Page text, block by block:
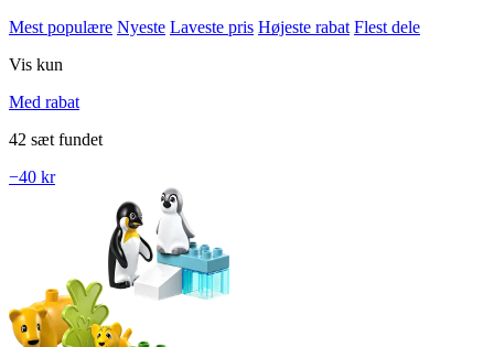
Mest populære Nyeste Laveste pris Højeste rabat Flest dele
Vis kun
Med rabat
42 sæt fundet
−40 kr